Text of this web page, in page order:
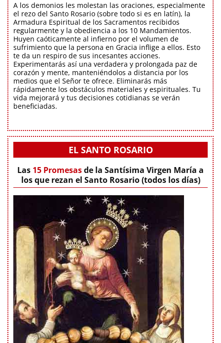
A los demonios les molestan las oraciones, especialmente
el rezo del Santo Rosario (sobre todo si es en latín), la
Armadura Espiritual de los Sacramentos recibidos
regularmente y la obediencia a los 10 Mandamientos.
Huyen caóticamente al infierno por el volumen de
sufrimiento que la persona en Gracia inflige a ellos. Esto
te da un respiro de sus incesantes acciones.
Experimentarás así una verdadera y prolongada paz de
corazón y mente, manteniéndolos a distancia por los
medios que el Señor te ofrece. Eliminarás más
rápidamente los obstáculos materiales y espirituales. Tu
vida mejorará y tus decisiones cotidianas se verán
beneficiadas.
EL SANTO ROSARIO
Las 15 Promesasde la Santísima Virgen María a
los que rezan el Santo Rosario (todos los días)